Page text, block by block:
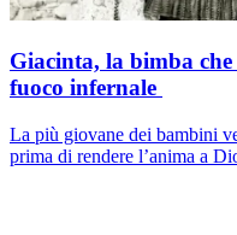
Giacinta, la bimba
fuoco infernale
La più giovane dei bambini
prima di rendere l’anima a